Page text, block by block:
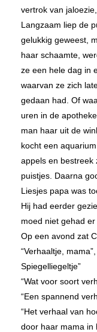
vertrok van
Langzaam liep de
gelukkig geweest,
haar schaamte,
ze een hele dag in
waarvan ze zich
gedaan had. Of
uren in de
man haar uit de
kocht een
appels en bestreek
puistjes. Daarna
Liesjes papa was
Hij had eerder
moed niet gehad er
Op een avond zat
“Verhaaltje,
Spiegelliegeltje”
“Wat voor soort
“Een spannend
“Het verhaal van
door haar mama in